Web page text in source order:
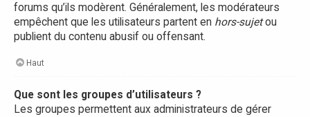
forums qu’ils modèrent. Généralement, les modérateurs
empêchent que les utilisateurs partent en hors-sujetou
publient du contenu abusif ou offensant.
Haut
Que sont les groupes d’utilisateurs ?
Les groupes permettent aux administrateurs de gérer